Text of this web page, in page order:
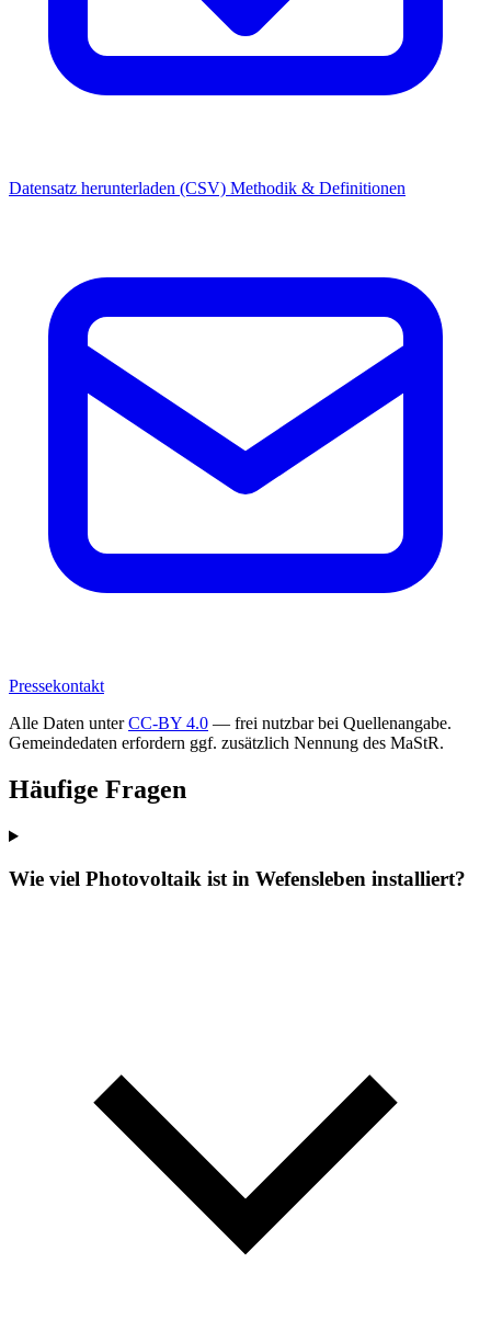
Datensatz herunterladen (CSV) Methodik & Definitionen
Pressekontakt
Alle Daten unterCC-BY 4.0 — frei nutzbar bei Quellenangabe.
Gemeindedaten erfordern ggf. zusätzlich Nennung des MaStR.
Häufige Fragen
Wie viel Photovoltaik ist in Wefensleben installiert?